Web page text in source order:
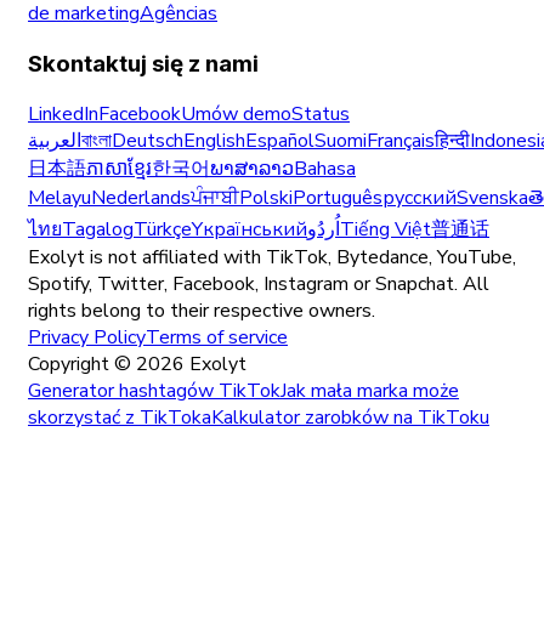
de marketingAgências
Skontaktuj się z nami
LinkedInFacebookUmów demoStatus
العربيةবাংলাDeutschEnglishEspañolSuomiFrançaisहिन्दी
日本語ភាសាខ្មែរ한국어ພາສາລາວBahasa
MelayuNederlandsਪੰਜਾਬੀPolskiPortuguêsрусскийSvenska
ไทยTagalogTürkçeYкраїнськийاُردُوTiếng Việt普通话
Exolyt is not affiliated with TikTok, Bytedance, YouTube,
Spotify, Twitter, Facebook, Instagram or Snapchat. All
rights belong to their respective owners.
Privacy PolicyTerms of service
Copyright © 2026 Exolyt
Generator hashtagów TikTokJak mała marka może
skorzystać z TikTokaKalkulator zarobków na TikToku